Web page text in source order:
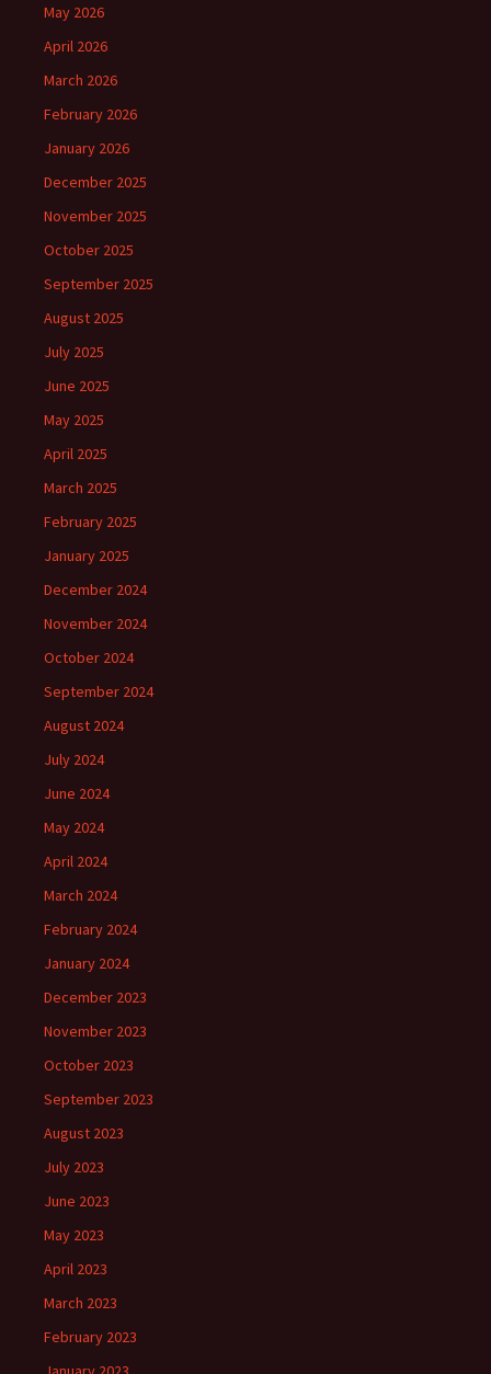
May 2026
April 2026
March 2026
February 2026
January 2026
December 2025
November 2025
October 2025
September 2025
August 2025
July 2025
June 2025
May 2025
April 2025
March 2025
February 2025
January 2025
December 2024
November 2024
October 2024
September 2024
August 2024
July 2024
June 2024
May 2024
April 2024
March 2024
February 2024
January 2024
December 2023
November 2023
October 2023
September 2023
August 2023
July 2023
June 2023
May 2023
April 2023
March 2023
February 2023